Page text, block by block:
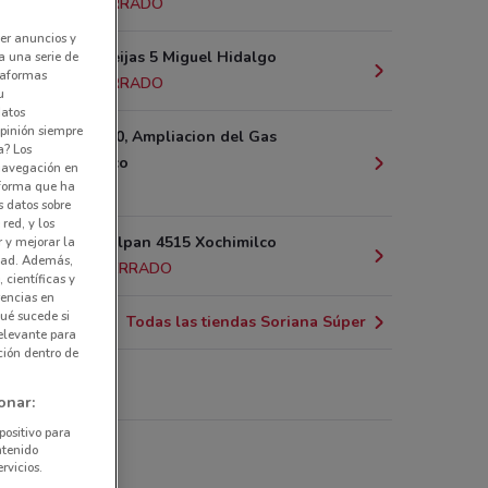
Águilas y Seijas 5 Miguel Hidalgo
5.1 km
CERRADO
Av.jardin 330, Ampliacion del Gas
Azcapotzalco
8.8 km
Calz. de Tlálpan 4515 Xochimilco
10.6 km
CERRADO
Todas las tiendas Soriana Súper
Súper
anuncios y
una serie de
siempre
Los
en
que ha
datos sobre
y los
y mejorar la
Además,
científicas y
en
sucede si
para
dentro de
para